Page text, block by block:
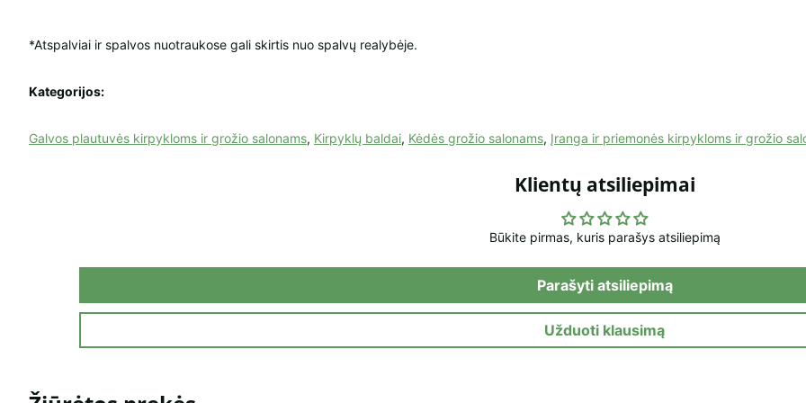
*Atspalviai ir spalvos nuotraukose gali skirtis nuo spalvų realybėje.
Kategorijos:
Galvos plautuvės kirpykloms ir grožio salonams, Kirpyklų baldai, Kėdės grožio salonams, Įranga ir priemonės kirpykloms ir grožio
Klientų atsiliepimai
Būkite pirmas, kuris parašys atsiliepimą
Parašyti atsiliepimą
Užduoti klausimą